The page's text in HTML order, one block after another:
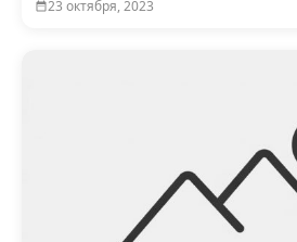
23 октября, 2023